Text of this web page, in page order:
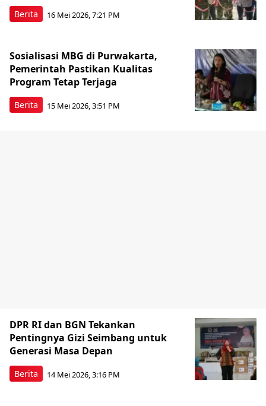
Berita 16 Mei 2026, 7:21 PM
Berita
Sosialisasi MBG di Purwakarta,
Pemerintah Pastikan Kualitas
Program Tetap Terjaga
15 Mei 2026, 3:51 PM
Berita
DPR RI dan BGN Tekankan
Pentingnya Gizi Seimbang untuk
Generasi Masa Depan
14 Mei 2026, 3:16 PM